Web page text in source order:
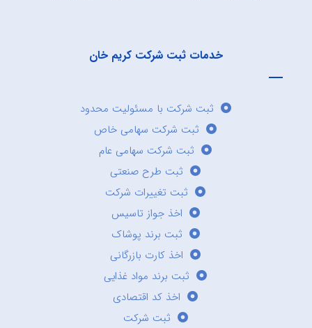
خدمات ثبت شرکت کریم خان
ثبت شرکت با مسئولیت محدود
ثبت شرکت سهامی خاص
ثبت شرکت سهامی عام
ثبت طرح صنعتی
ثبت تغییرات شرکت
اخذ جواز تاسیس
ثبت برند پوشاک
اخذ کارت بازرگانی
ثبت برند مواد غذایی
اخذ کد اقتصادی
ثبت شرکت